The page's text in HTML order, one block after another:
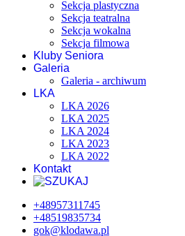
Sekcja plastyczna
Sekcja teatralna
Sekcja wokalna
Sekcja filmowa
Kluby Seniora
Galeria
Galeria - archiwum
LKA
LKA 2026
LKA 2025
LKA 2024
LKA 2023
LKA 2022
Kontakt
+48957311745
+48519835734
gok@klodawa.pl